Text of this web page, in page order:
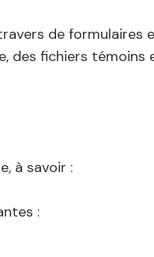
de
des fichiers
à savoir :
: